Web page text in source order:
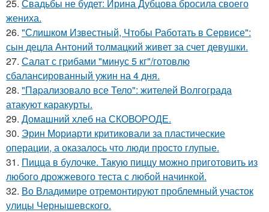
25. Свадьбы не будет: Ирина Дубцова бросила своего
жениха.
26. "Слишком Известный, Чтобы Работать в Сервисе":
сын децла Антоний толмацкий живет за счет девушки.
27. Салат с грибами "минус 5 кг"/готовлю
сбалансированный ужин на 4 дня.
28. "Пapализовало все Тело": жителей Волгограда
атакуют каракурты.
29. Домашний хлеб на СКОВОРОДЕ.
30. Эрин Мориарти критиковали за пластические
операции, а оказалось что люди просто глупые.
31. Пицца в булочке. Такую пиццу можно приготовить из
любого дрожжевого теста с любой начинкой.
32. Во Владимире отремонтируют проблемный участок
улицы Чернышевского.